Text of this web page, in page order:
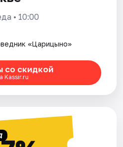
• 10:00
«Царицыно»
со скидкой
Kassir.ru